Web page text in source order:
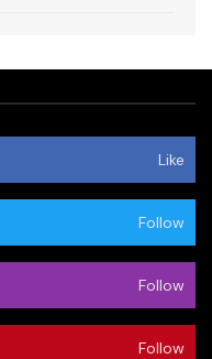
Like
Follow
Follow
Follow